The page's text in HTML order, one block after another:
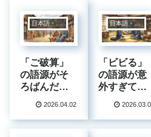
日本語・四字熟語
「ご破算」
の語源がそ
ろばんだっ
た！？日常
語に隠され
た江戸時代
2026.04.02
日本語・四字熟語
「ビビる」
の語源が意
外すぎて、
思わずビビ
った！日常
語に隠され